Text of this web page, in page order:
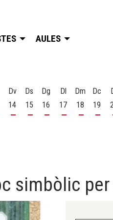
AULES
12 d'agost
13 d'agost
Dv
14
Divendres 14 d'agost
Ds
15
Dissabte 15 d'agost
Dg
16
Diumenge 16 d'agost
Dl
17
Dilluns 17
Dm
18
Dimarts
Dc
19
simbòlic